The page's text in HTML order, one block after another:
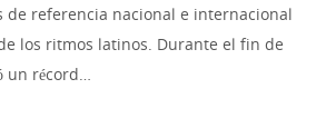
de referencia nacional e internacional
los ritmos latinos. Durante el fin de
un récord…